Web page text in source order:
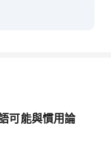
可能與慣用論